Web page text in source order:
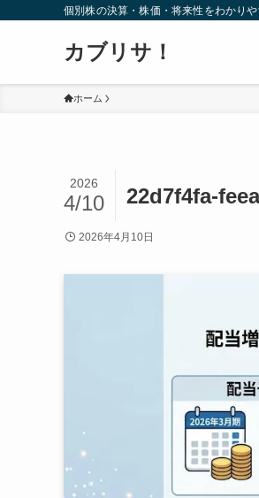
個別株の決算・株価・将来性をわかり
カブリサ！
ホーム
22d7f4fa-
2026
4/10
2026年4月10日